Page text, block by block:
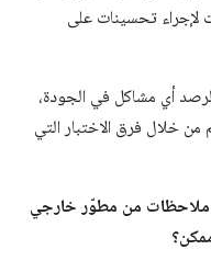
لإجراء تحسينات على
أي مشاكل في الجودة،
من خلال فرق الاختبار التي
من مطوّر خارجي